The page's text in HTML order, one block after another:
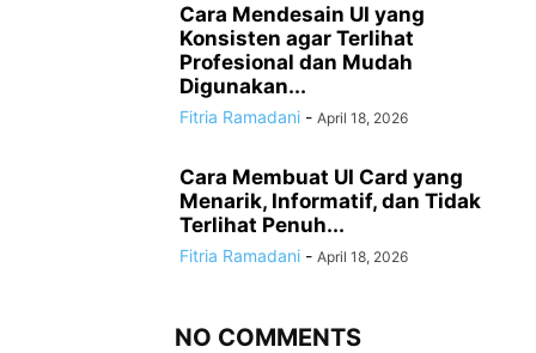
Cara Mendesain UI yang
Konsisten agar Terlihat
Profesional dan Mudah
Digunakan...
Fitria Ramadani - April 18, 2026
Cara Membuat UI Card yang
Menarik, Informatif, dan Tidak
Terlihat Penuh...
Fitria Ramadani - April 18, 2026
NO COMMENTS